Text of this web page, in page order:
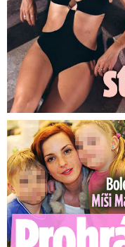
Bolestné vzpomínky